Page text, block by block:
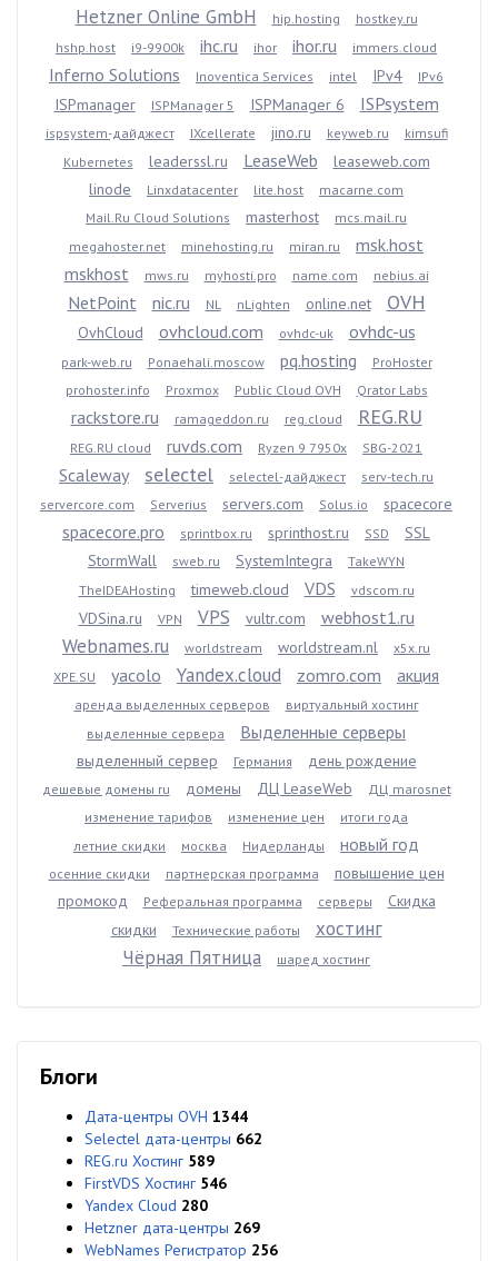
Hetzner Online GmbH hip.hosting
hostkey.ru
hshp.host
i9-9900k ihc.ru ihor ihor.ru immers.cloud
Inferno Solutions Inoventica Services intel IPv4 IPv6
ISPmanager ISPManager 5 ISPManager 6 ISPsystem
ispsystem-дайджест IXcellerate jino.ru keyweb.ru
kimsufi
Kubernetes
leaderssl.ru LeaseWeb
leaseweb.com
linode
Linxdatacenter lite.host
macarne.com
Mail.Ru Cloud Solutions
masterhost
mcs.mail.ru
megahoster.net
minehosting.ru miran.ru
msk.host
mskhost
mws.ru myhosti.pro name.com nebius.ai
NetPoint nic.ru NL nLighten online.net OVH
OvhCloud ovhcloud.com ovhdc-uk ovhdc-us
park-web.ru Ponaehali.moscow pq.hosting
ProHoster
prohoster.info
Proxmox Public Cloud OVH Qrator Labs
rackstore.ru ramageddon.ru reg.cloud REG.RU
REG.RU cloud ruvds.com Ryzen 9 7950x SBG-2021
Scaleway selectel selectel-дайджест
serv-tech.ru
servercore.com
Serverius servers.com Solus.io spacecore
spacecore.pro sprintbox.ru sprinthost.ru SSD
SSL
StormWall
sweb.ru SystemIntegra
TakeWYN
TheIDEAHosting
timeweb.cloud VDS vdscom.ru
VDSina.ru VPN VPS vultr.com webhost1.ru
Webnames.ru worldstream worldstream.nl
x5x.ru
XPE.SU
yacolo Yandex.cloud zomro.com акция
аренда выделенных серверов
виртуальный хостинг
выделенные сервера
Выделенные серверы
выделенный сервер Германия день рождение
дешевые домены ru домены ДЦ LeaseWeb
ДЦ marosnet
изменение тарифов
изменение цен
итоги года
летние скидки
москва Нидерланды новый год
осенние скидки партнерская программа
повышение цен
промокод
Реферальная программа серверы
Скидка
скидки
Технические работы
хостинг
Чёрная Пятница
шаред хостинг
Блоги
Дата-центры OVH 1344
Selectel дата-центры 662
REG.ru Хостинг 589
FirstVDS Хостинг 546
Yandex Cloud 280
Hetzner дата-центры 269
WebNames Регистратор 256